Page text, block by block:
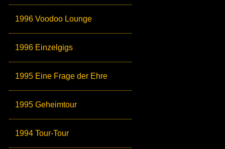
1996 Voodoo Lounge
1996 Einzelgigs
1995 Eine Frage der Ehre
1995 Geheimtour
1994 Tour-Tour